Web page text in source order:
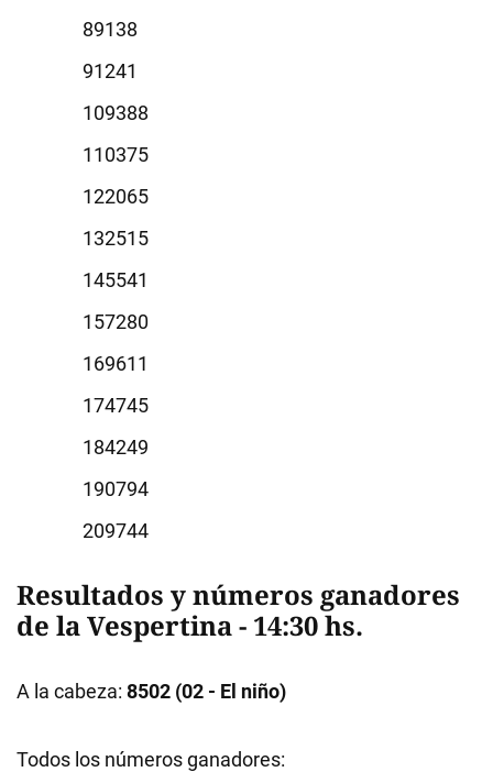
9138
1241
9388
0375
2065
2515
5541
7280
9611
4745
4249
0794
9744
Resultados y números ganadores
de laVespertina - 14:30 hs.
A la cabeza: 8502 (02 - El niño)
Todos los números ganadores: